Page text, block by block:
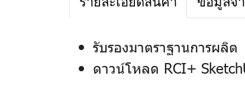
รับรองมาตราฐานการผลิต
ดาวน์โหลด RCI+